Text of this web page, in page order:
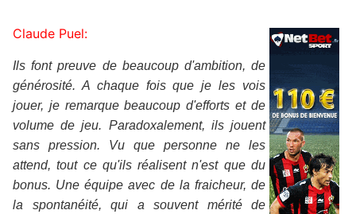
Claude Puel:
Ils font preuve de beaucoup d'ambition, de
générosité. A chaque fois que je les vois
jouer, je remarque beaucoup d'efforts et de
volume de jeu. Paradoxalement, ils jouent
sans pression. Vu que personne ne les
attend, tout ce qu'ils réalisent n'est que du
bonus. Une équipe avec de la fraicheur, de
la spontanéité, qui a souvent mérité de